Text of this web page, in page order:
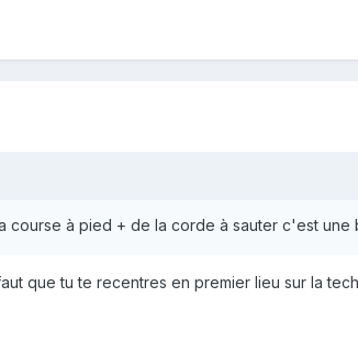
course à pied + de la corde à sauter c'est une
que tu te recentres en premier lieu sur la